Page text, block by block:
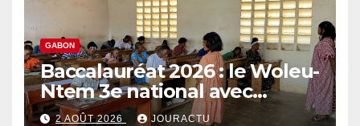
GABON
Baccalauréat 2026 : le Woleu-
Ntem 3e national avec
89,64% de taux de réussite
2 AOÛT 2026 JOURACTU